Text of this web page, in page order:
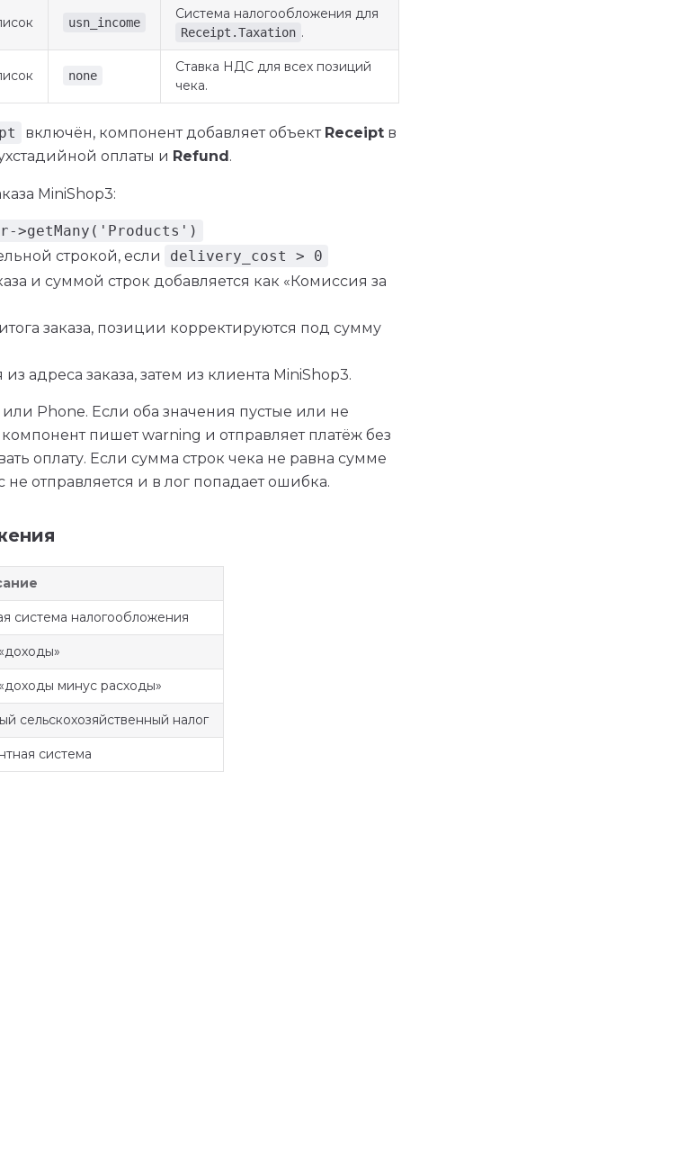
usn_income
Система налогообложения для
Receipt.Taxation .
none
Ставка НДС для всех позиций
чека.
включён, компонент добавляет объект Receipt в
оплаты и Refund.
MiniShop3:
>getMany('Products')
строкой, если
delivery_cost > 0
и суммой строк добавляется как «Комиссия за
заказа, позиции корректируются под сумму
адреса заказа, затем из клиента MiniShop3.
Phone. Если оба значения пустые или не
пишет warning и отправляет платёж без
оплату. Если сумма строк чека не равна сумме
не отправляется и в лог попадает ошибка.
система налогообложения
минус расходы»
сельскохозяйственный налог
система